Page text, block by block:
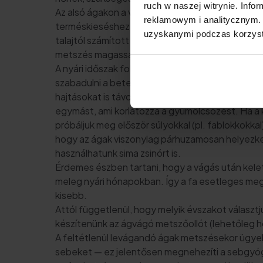
ruch w naszej witrynie.
reklamowym i
uzyskanymi podczas
Az alsó ágakon a virágok túl alacsony szinten
terméskieséshez vezet. Ha nem metsszük
talajtól számított 1,5-2 m magasságon
metszés magassága attól függ, hogy milyen
A nyári időszak folyamán a gyümölcsfát fel kell
szabadulni a beteg, száraz ágaktól, illetve
hajtásokat is távolítsuk el, amelyek különböző
egymást, ami korlátozza a gyümölcsözést. Ha
próbáljuk meg először súlyokkal (pl.
hogy az ágak viszonylag párhuzamosan
használhatunk sima zsinórt is.
Érdemes észben tartani, hogy a vágás után
meleg nyári hónapokban. Így a fa esetleges
kisebb.
Attól függetlenül, hogy melyik évszakot
készítenünk az ágvágó metszőollót (lehetőleg
A feltétlenül levágandó ágak metszésekor
sebeket — ez jelentősen megnehezíti a